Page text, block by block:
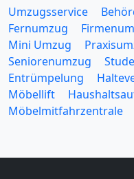
Umzugsservice
Fernumzug
Mini Umzug
Seniorenumzug
Entrümpelung
Möbellift
Möbelmitfahrzentrale